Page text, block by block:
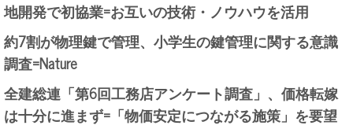
地開発で初協業=お互いの技術・ノウハウを活用
約7割が物理鍵で管理、小学生の鍵管理に関する意識
調査=Nature
全建総連「第6回工務店アンケート調査」、価格転嫁
は十分に進まず=「物価安定につながる施策」を要望